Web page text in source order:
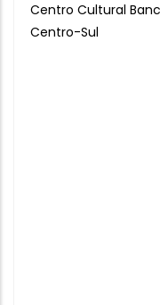
Centro Cultural
Centro-Sul